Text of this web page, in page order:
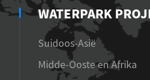
WATERPARK
Suidoos-Asië
Midde-Ooste en Afrika